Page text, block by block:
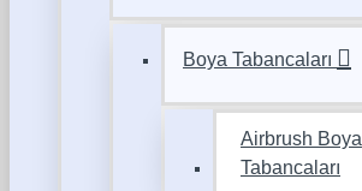
Boya Tabancaları
Airbrush Boya
Tabancaları